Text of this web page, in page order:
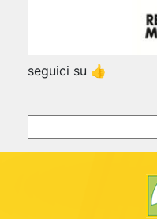
seguici su 👍
per: